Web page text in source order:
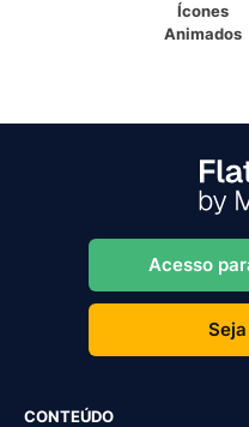
Ícones
Animados
Acesso
CONTEÚDO